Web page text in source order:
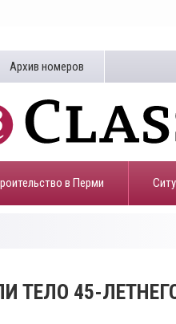
Архив номеров
в Перми
ТЕЛО 45-